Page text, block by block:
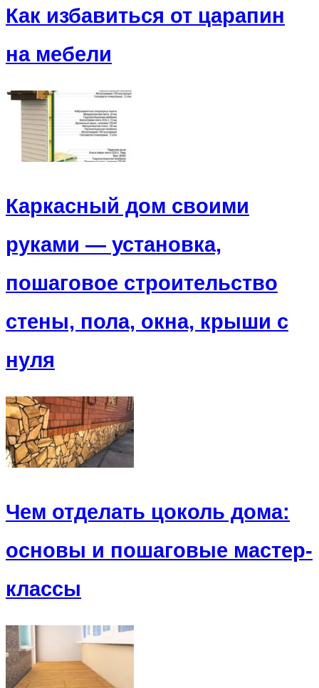
Как избавиться от царапин
на мебели
Каркасный дом своими
руками — установка,
пошаговое строительство
стены, пола, окна, крыши с
нуля
Чем отделать цоколь дома:
основы и пошаговые мастер-
классы